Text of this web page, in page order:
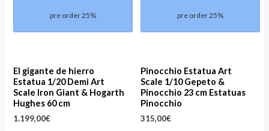
pre order 25% pre order 25%
El gigante de hierro
Estatua 1/20 Demi Art
Scale Iron Giant & Hogarth
Hughes 60 cm
1.199,00€
Pinocchio Estatua Art
Scale 1/10 Gepeto &
Pinocchio 23 cm Estatuas
Pinocchio
315,00€